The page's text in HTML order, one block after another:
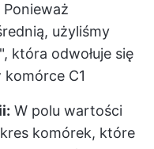
użyliśmy
która odwołuje się
C1
W polu wartości
komórek, które